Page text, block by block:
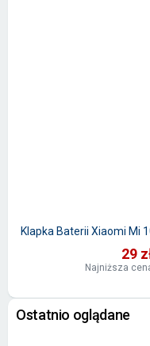
Klapka Baterii Xiaomi Mi
29
Najniższa
Ostatnio oglądane